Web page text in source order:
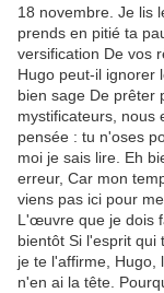
18 novembre. Je lis
prends en pitié ta
versification De vos
Hugo peut-il ignorer
bien sage De prêter
mystificateurs,
pensée : tu n'oses
moi je sais lire. Eh
erreur, Car mon
viens pas ici pour
L'œuvre que je dois
bientôt Si l'esprit qui
je te l'affirme, Hugo,
n'en ai la tête.